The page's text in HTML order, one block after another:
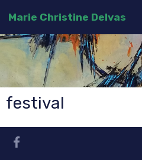
Marie Christine Delvas
festival